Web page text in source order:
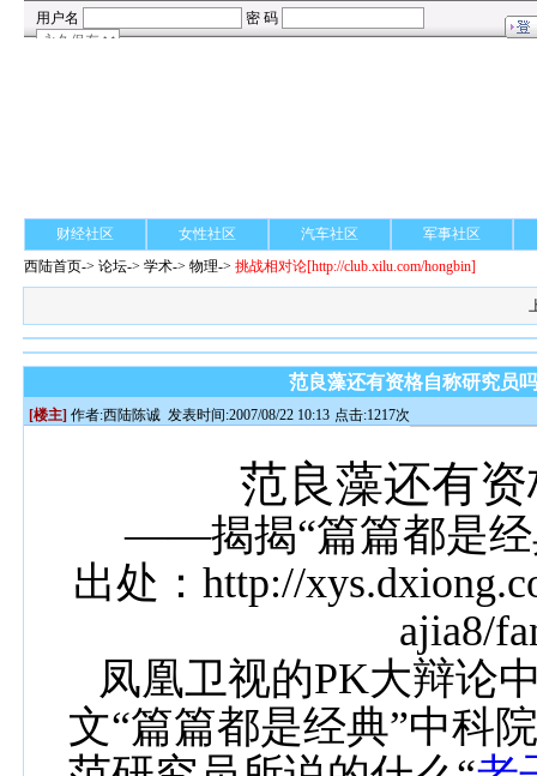
财经社区 女性社区 汽车社区
军事社区
西陆首页->论坛->学术-> 物理->挑战相对论[http://club.xilu.com/hongbin]
范良藻还有资格自称研究员
[楼主] 作者:西陆陈诚 发表时间:2007/08/22 10:13 点击:1217次
范良藻还有
——揭揭“篇篇都是经
出处：http://
ajia8/
凤凰卫视的PK大辩论
文“篇篇都是经典”中科